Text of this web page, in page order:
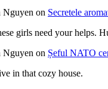
Nguyen on Secretele
girls need your helps.
Nguyen on Șeful NATO
in that cozy house.